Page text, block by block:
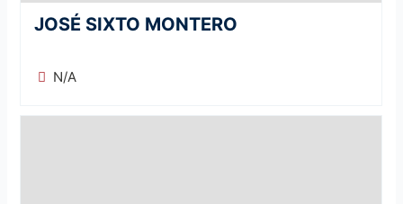
JOSÉ SIXTO MONTERO
N/A